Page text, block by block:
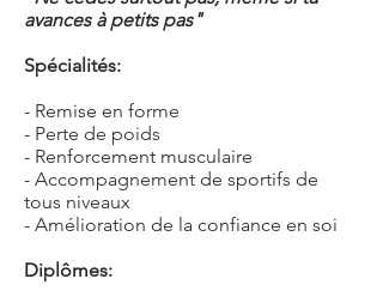
avances à petits pas"
Spécialités:
- Remise en forme
- Perte de poids
- Renforcement musculaire
- Accompagnement de sportifs de
tous niveaux
- Amélioration de la confiance en soi
Diplômes: